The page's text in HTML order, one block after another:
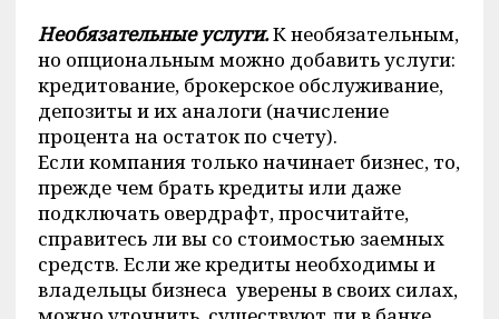
Необязательные услуги.К необязательным,
но опциональным можно добавить услуги:
кредитование, брокерское обслуживание,
депозиты и их аналоги (начисление
процента на остаток по счету).
Если компания только начинает бизнес, то,
прежде чем брать кредиты или даже
подключать овердрафт, просчитайте,
справитесь ли вы со стоимостью заемных
средств. Если же кредиты необходимы и
владельцы бизнеса уверены в своих силах,